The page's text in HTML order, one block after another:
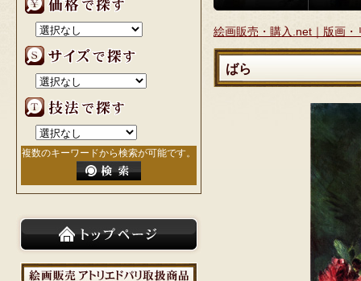
絵画販売・購入.net｜版画・
ばら
複数のキーワードから検索が可能です。